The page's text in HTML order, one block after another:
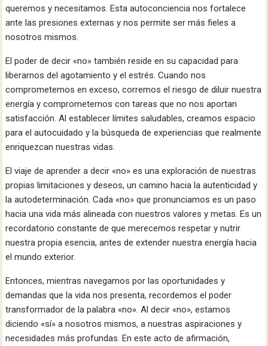
queremos y necesitamos. Esta autoconciencia nos fortalece
ante las presiones externas y nos permite ser más fieles a
nosotros mismos.
El poder de decir «no» también reside en su capacidad para
liberarnos del agotamiento y el estrés. Cuando nos
comprometemos en exceso, corremos el riesgo de diluir nuestra
energía y comprometernos con tareas que no nos aportan
satisfacción. Al establecer límites saludables, creamos espacio
para el autocuidado y la búsqueda de experiencias que realmente
enriquezcan nuestras vidas.
El viaje de aprender a decir «no» es una exploración de nuestras
propias limitaciones y deseos, un camino hacia la autenticidad y
la autodeterminación. Cada «no» que pronunciamos es un paso
hacia una vida más alineada con nuestros valores y metas. Es un
recordatorio constante de que merecemos respetar y nutrir
nuestra propia esencia, antes de extender nuestra energía hacia
el mundo exterior.
Entonces, mientras navegamos por las oportunidades y
demandas que la vida nos presenta, recordemos el poder
transformador de la palabra «no». Al decir «no», estamos
diciendo «sí» a nosotros mismos, a nuestras aspiraciones y
necesidades más profundas. En este acto de afirmación,